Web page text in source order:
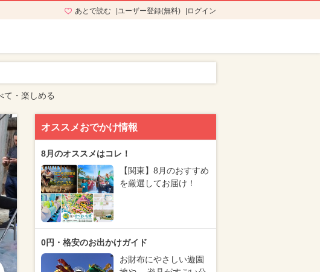
あとで読む ユーザー登録(無料) ログイン
・楽しめる
オススメおでかけ情報
8月のオススメはコレ！
【関東】8月のおすすめ
を厳選してお届け！
0円・格安のお出かけガイド
お財布にやさしい遊園